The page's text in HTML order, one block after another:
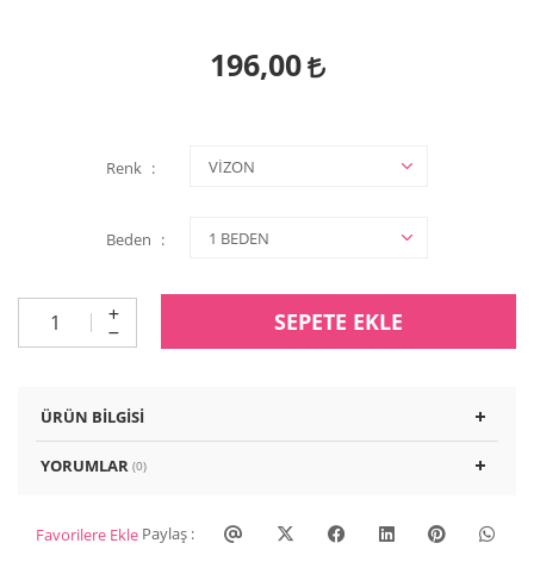
196,00
Renk
Beden
SEPETE EKLE
ÜRÜN BILGISI
YORUMLAR (0)
Favorilere Ekle Paylaş :